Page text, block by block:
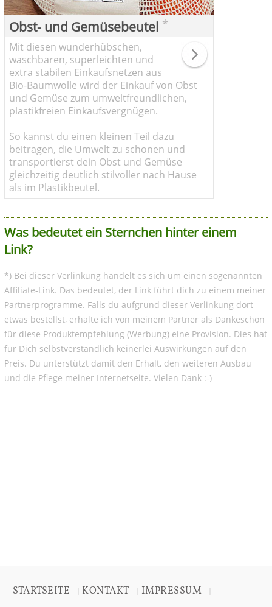
Obst- und Gemüsebeutel *
Mit diesen wunderhübschen,
waschbaren, superleichten und
extra stabilen Einkaufsnetzen aus
Bio-Baumwolle wird der Einkauf von Obst
und Gemüse zum umweltfreundlichen,
plastikfreien Einkaufsvergnügen.
So kannst du einen kleinen Teil dazu
beitragen, die Umwelt zu schonen und
transportierst dein Obst und Gemüse
gleichzeitig deutlich stilvoller nach Hause
als im Plastikbeutel.
Was bedeutet ein Sternchen hinter einem
Link?
*) Bei dieser Verlinkung handelt es sich um einen sogenannten
Affiliate-Link. Das bedeutet, der Link führt dich zu einem meiner
Partnerprogramme. Falls du aufgrund dieser Verlinkung dort
etwas bestellst, erhalte ich von meinem Partner als Dankeschön
für diese Produktempfehlung (Werbung) eine Provision. Dies hat
für Dich selbstverständlich keinerlei Auswirkungen auf den
Preis. Du unterstützt damit den Erhalt, den weiteren Ausbau
und die Pflege meiner Internetseite. Vielen Dank :-)
STARTSEITE KONTAKT IMPRESSUM